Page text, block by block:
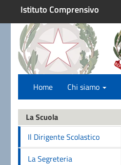
Istituto Comprensivo
Home Chi siamo
La Scuola
Il Dirigente Scolastico
La Segreteria